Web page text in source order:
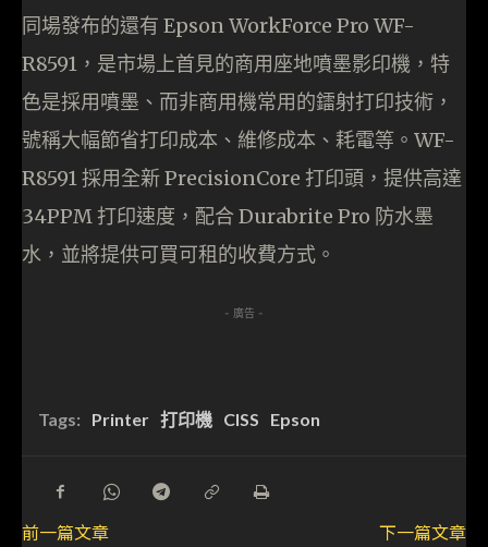
同場發布的還有 Epson WorkForce Pro WF-
R8591，是市場上首見的商用座地噴墨影印機，特
色是採用噴墨、而非商用機常用的鐳射打印技術，
號稱大幅節省打印成本、維修成本、耗電等。WF-
R8591 採用全新 PrecisionCore 打印頭，提供高達
34PPM 打印速度，配合 Durabrite Pro 防水墨
水，並將提供可買可租的收費方式。
- 廣告 -
Tags: Printer 打印機 CISS Epson
前一篇文章
下一篇文章